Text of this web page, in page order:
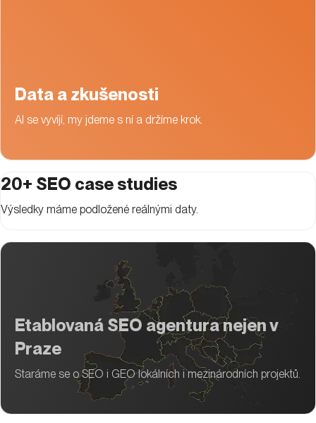
Data a zkušenosti
AI se vyvíjí, my jdeme s ní a držíme krok.
Etablovaná SEO agentura nejen v
Praze
Staráme se o SEO i GEO lokálních i mezinárodních projektů.
20+ SEO case studies
Výsledky máme podložené reálnými daty.